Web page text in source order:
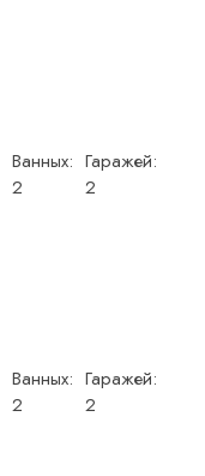
Ванных:
2
Гаражей:
2
Ванных:
2
Гаражей:
2